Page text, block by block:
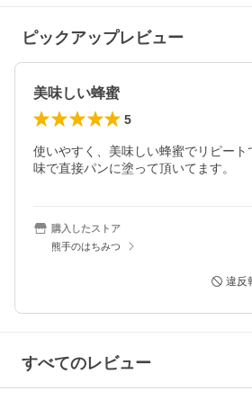
ピックアップレビュー
美味しい蜂蜜
5
使いやすく、美味しい蜂蜜でリピート
味で直接パンに塗って頂いてます。
購入したストア
熊手のはちみつ
違反
すべてのレビュー